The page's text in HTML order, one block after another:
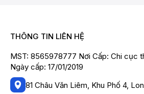
THÔNG TIN LIÊN HỆ
MST: 8565978777 Nơi Cấp: Chi cục
Ngày cấp: 17/01/2019
81 Châu Văn Liêm, Khu Phố 4,